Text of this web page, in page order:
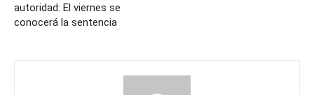
autoridad: El viernes se
conocerá la sentencia